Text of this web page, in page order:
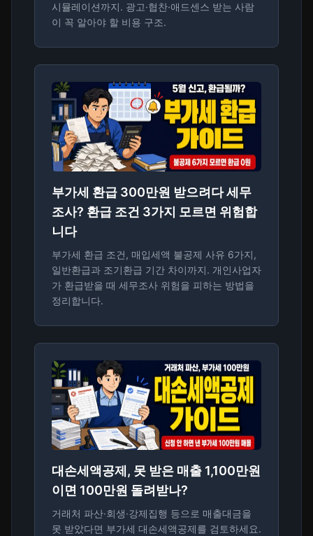
시뮬레이션까지. 광고·협찬·애드센스 받는 사람
이 꼭 알아야 할 비용 구조.
부가세 환급 300만원 받으려다 세무
조사? 환급 조건 3가지 모르면 위험합
니다
부가세 환급 조건, 매입세액 불공제 사유 6가지,
일반환급과 조기환급 기간 차이까지. 개인사업자
가 환급받을 때 세무조사 위험을 피하는 방법을
정리합니다.
대손세액공제, 못 받은 매출 1,100만원
이면 100만원 돌려받나?
거래처 파산·회생·강제집행 등으로 매출대금을
못 받았다면 부가세 대손세액공제를 검토하세요.